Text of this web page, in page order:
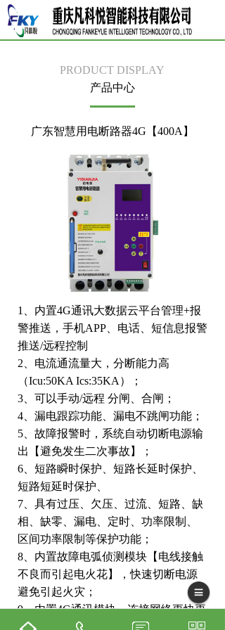
PRODUCT DISPLAY
产品中心
广东智慧用电断路器4G【400A】
1、内置4G通讯⼤数据云平台管理+报
警推送，⼿机APP、电话、短信息报警
推送/远程控制
2、电流通流量⼤，分断能⼒⾼
（Icu:50KA Ics:35KA）；
3、可以⼿动/远程 分闸、合闸；
4、漏电跟踪功能、漏电不跳闸功能；
5、故障报警时，系统⾃动切断电源输
出【避免发⽣二次事故】；
6、短路瞬时保护、短路⻓延时保护、
短路短延时保护、
7、具有过压、⽋压、过流、短路、缺
相、缺零、漏电、定时、功率限制、
区间功率限制等保护功能；
8、内置故障电弧侦测模块【电线接触
不良⽽引起电⽕花】，快速切断电源
避免引起⽕灾；
9、内置4G通讯模块，连接⽹络更快更
稳定;